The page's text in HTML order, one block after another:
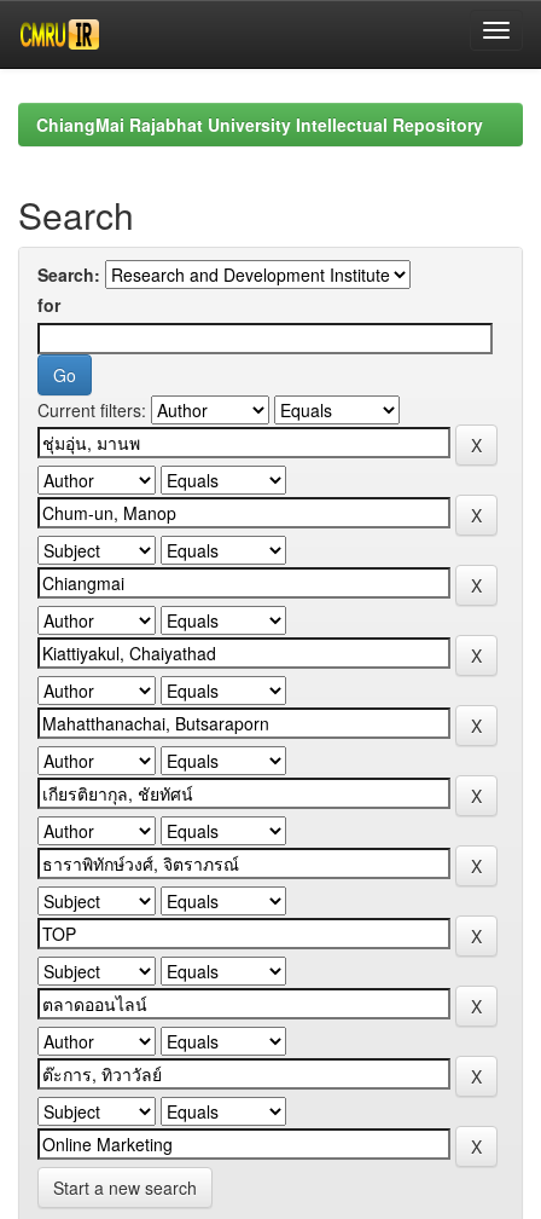
navigationChiangMai Rajabhat University Intellectual Repository
Search
Search:
for
Current filters:
Start a new search